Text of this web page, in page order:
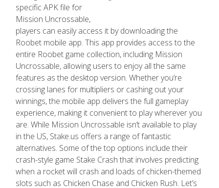
specific APK file for
Mission Uncrossable,
players can easily access it by downloading the
Roobet mobile app. This app provides access to the
entire Roobet game collection, including Mission
Uncrossable, allowing users to enjoy all the same
features as the desktop version. Whether you’re
crossing lanes for multipliers or cashing out your
winnings, the mobile app delivers the full gameplay
experience, making it convenient to play wherever you
are. While Mission Uncrossable isn’t available to play
in the US, Stake.us offers a range of fantastic
alternatives. Some of the top options include their
crash-style game Stake Crash that involves predicting
when a rocket will crash and loads of chicken-themed
slots such as Chicken Chase and Chicken Rush. Let’s